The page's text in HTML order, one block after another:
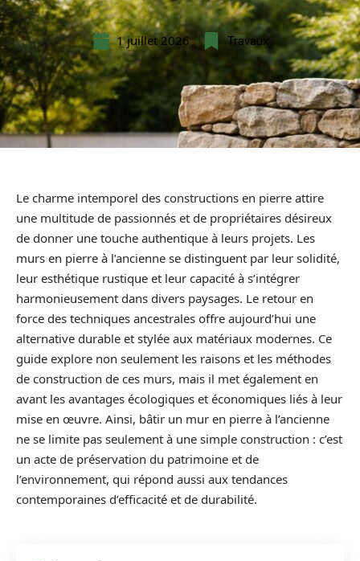
1 juillet 2026 Travaux
Le charme intemporel des constructions en pierre attire
une multitude de passionnés et de propriétaires désireux
de donner une touche authentique à leurs projets. Les
murs en pierre à l’ancienne se distinguent par leur solidité,
leur esthétique rustique et leur capacité à s’intégrer
harmonieusement dans divers paysages. Le retour en
force des techniques ancestrales offre aujourd’hui une
alternative durable et stylée aux matériaux modernes. Ce
guide explore non seulement les raisons et les méthodes
de construction de ces murs, mais il met également en
avant les avantages écologiques et économiques liés à leur
mise en œuvre. Ainsi, bâtir un mur en pierre à l’ancienne
ne se limite pas seulement à une simple construction : c’est
un acte de préservation du patrimoine et de
l’environnement, qui répond aussi aux tendances
contemporaines d’efficacité et de durabilité.